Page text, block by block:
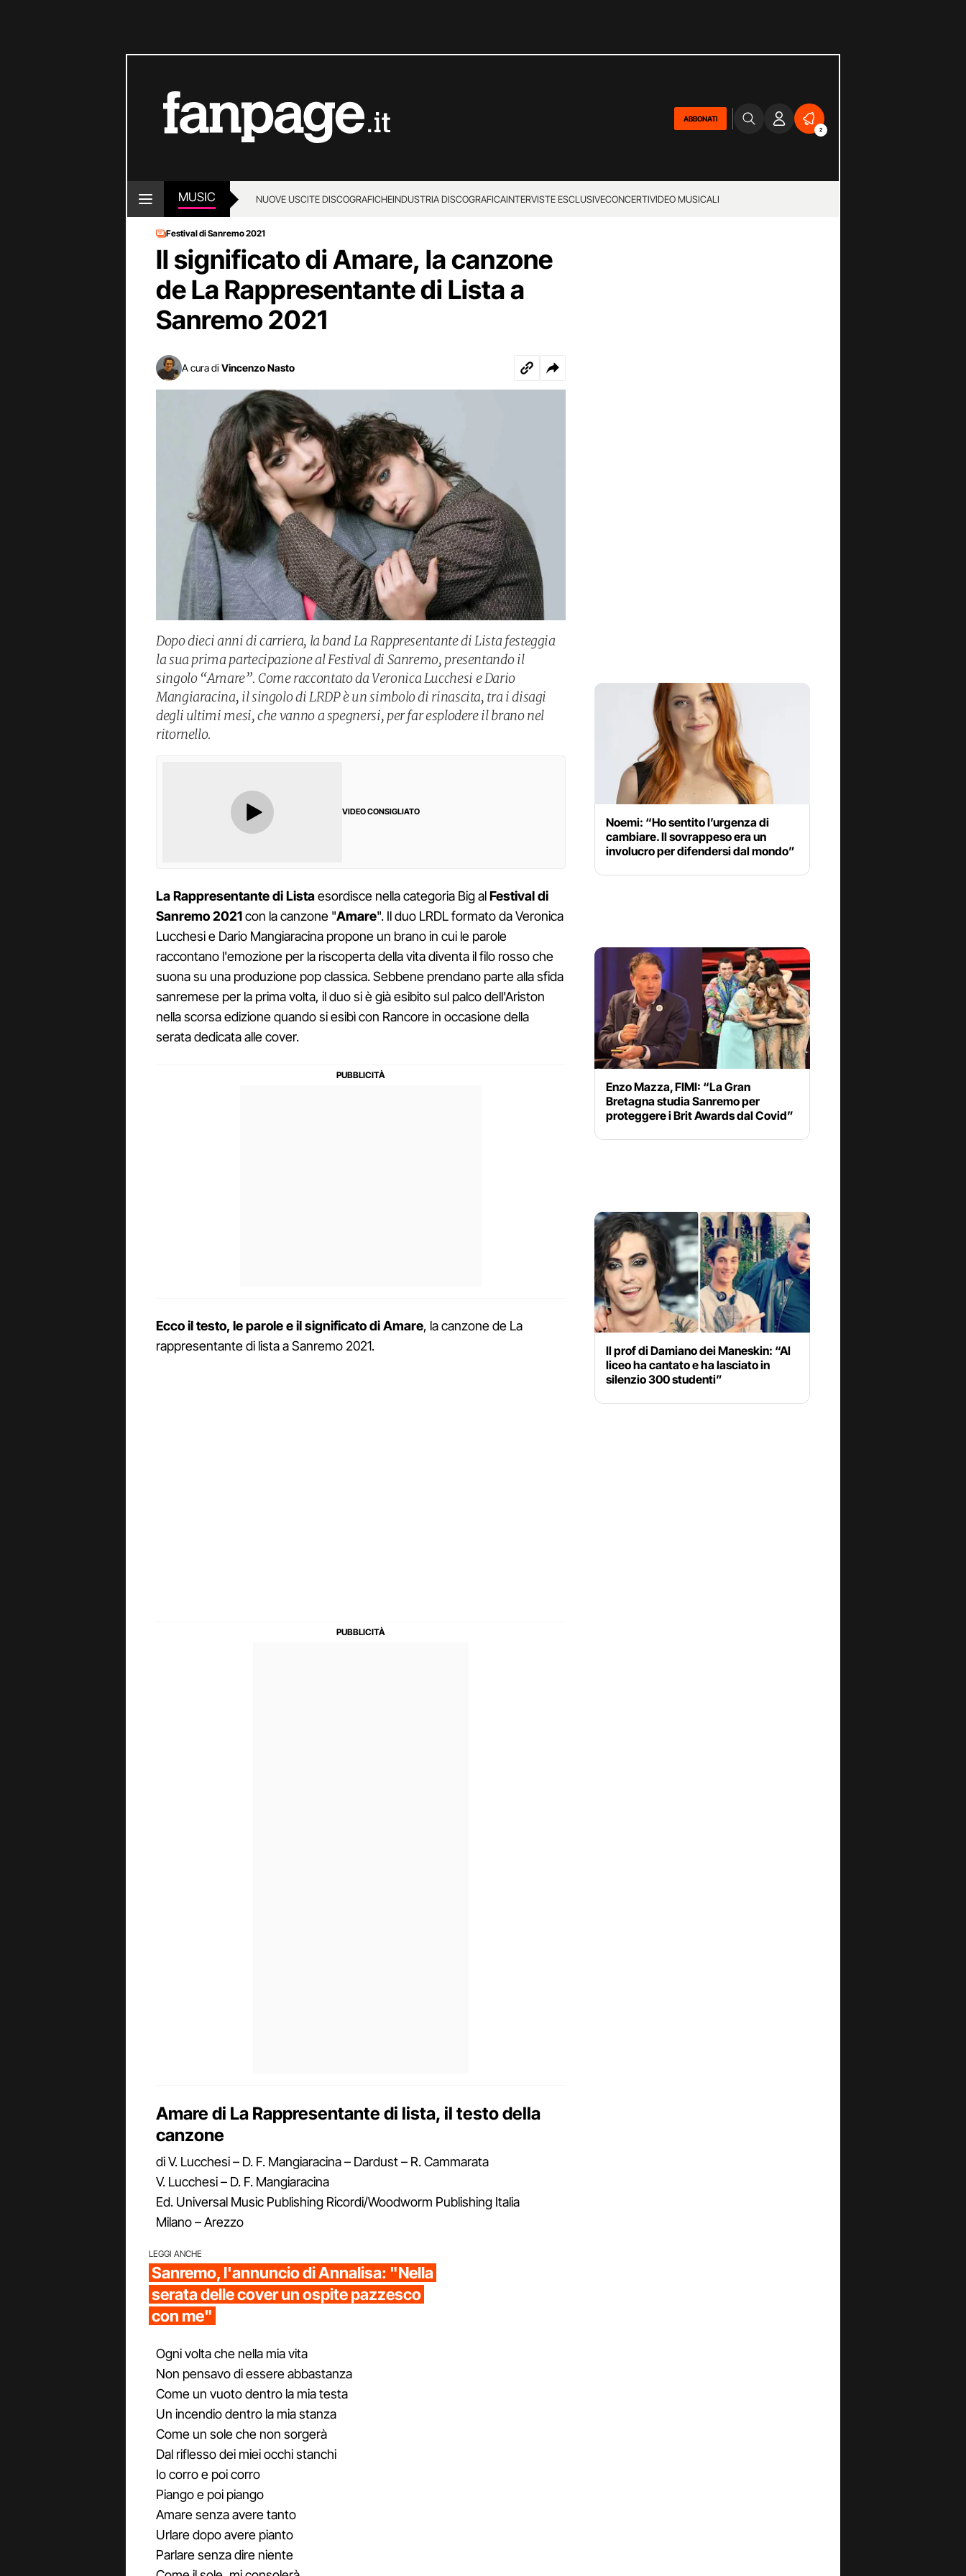
ABBONATI
2
MUSIC NUOVE USCITE DISCOGRAFICHEINDUSTRIA DISCOGRAFICAINTERVISTE ESCLUSIVECONCERTIVIDEO MUSICALI
Festival di Sanremo 2021
Il significato di Amare, la canzone
de La Rappresentante di Lista a
Sanremo 2021
A cura di Vincenzo Nasto
Dopo dieci anni di carriera, la band La Rappresentante di Lista festeggia
la sua prima partecipazione al Festival di Sanremo, presentando il
singolo “Amare”. Come raccontato da Veronica Lucchesi e Dario
Mangiaracina, il singolo di LRDP è un simbolo di rinascita, tra i disagi
degli ultimi mesi, che vanno a spegnersi, per far esplodere il brano nel
ritornello.
VIDEO CONSIGLIATO
La Rappresentante di Listaesordisce nella categoria Big alFestival di
Sanremo 2021con la canzone "Amare". Il duo LRDL formato da Veronica
Lucchesi e Dario Mangiaracina propone un brano in cui le parole
raccontano l'emozione per la riscoperta della vita diventa il filo rosso che
suona su una produzione pop classica. Sebbene prendano parte alla sfida
sanremese per la prima volta, il duo si è già esibito sul palco dell'Ariston
nella scorsa edizione quando si esibì con Rancore in occasione della
serata dedicata alle cover.
Ecco il testo, le parole e il significato di Amare, la canzone de La
rappresentante di lista a Sanremo 2021.
Amare di La Rappresentante di lista, il testo della
canzone
di V. Lucchesi – D. F. Mangiaracina – Dardust – R. Cammarata
V. Lucchesi – D. F. Mangiaracina
Ed. Universal Music Publishing Ricordi/Woodworm Publishing Italia
Milano – Arezzo
LEGGI ANCHE
Sanremo, l'annuncio di Annalisa: "Nella
serata delle cover un ospite pazzesco
con me"
Ogni volta che nella mia vita
Non pensavo di essere abbastanza
Come un vuoto dentro la mia testa
Un incendio dentro la mia stanza
Come un sole che non sorgerà
Dal riflesso dei miei occhi stanchi
Io corro e poi corro
Piango e poi piango
Amare senza avere tanto
Urlare dopo avere pianto
Parlare senza dire niente
Noemi: “Ho sentito l’urgenza di
cambiare. Il sovrappeso era un
involucro per difendersi dal mondo”
Enzo Mazza, FIMI: “La Gran
Bretagna studia Sanremo per
proteggere i Brit Awards dal Covid”
Il prof di Damiano dei Maneskin: “Al
liceo ha cantato e ha lasciato in
silenzio 300 studenti”